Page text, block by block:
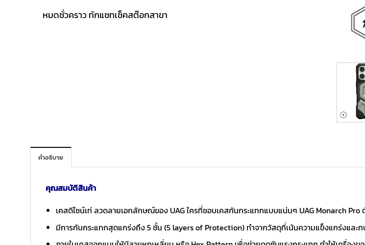
หมดชั่วคราว ทักแชทเช็คสต๊อกสาขา
คำอธิบาย
คุณสมบัติสินค้า
เคสดีไซน์เท่ ลวดลายเอกลักษณ์ของ UAG ใครที่ชอบเคสกันกระแทกแบบแน่นๆ UAG Monarch
มีการกันกระแทกสุดแกร่งถึง 5 ชั้น (5 layers of Protection) ทำจากวัสดุที่เน้นความแข็งแกร่งและ